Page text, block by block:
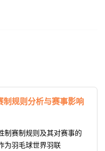
规则分析与赛事影响
制赛制规则及其对赛事的
为羽毛球世界羽联